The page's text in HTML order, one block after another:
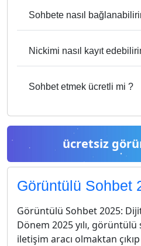
Sohbete nasıl
Nickimi nasıl kayıt
Sohbet etmek ücretli mi ?
ücretsiz
Görüntülü Sohbet
Görüntülü Sohbet 2025:
Dönem 2025 yılı,
iletişim aracı olmaktan